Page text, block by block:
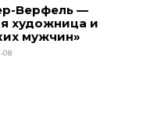
Верфель —
художница и
мужчин»
08